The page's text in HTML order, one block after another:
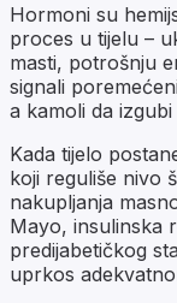
Hormoni su
proces u tijelu –
masti, potrošnju
signali
a kamoli da
Kada tijelo
koji reguliše nivo
nakupljanja
Mayo, insulinska
predijabetičkog
uprkos